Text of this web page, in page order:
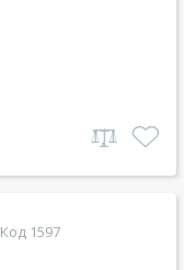
Код 1597